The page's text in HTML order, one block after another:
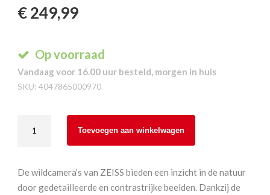
€249,99
Op voorraad
Vandaag voor 16.00 uur besteld, morgen in huis
SKU: 4047865000970
Secacam
Wildcamera
aantal
Toevoegen aan winkelwagen
De wildcamera’s van ZEISS bieden een inzicht in de natuur
door gedetailleerde en contrastrijke beelden. Dankzij de